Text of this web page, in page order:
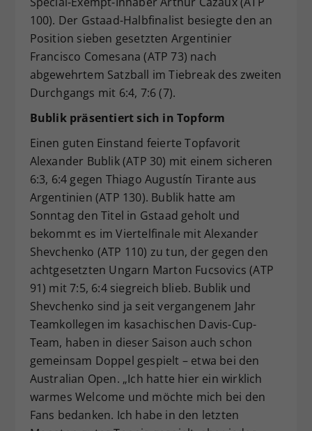
100). Der Gstaad-Halbfinalist besiegte den an
Position sieben gesetzten Argentinier
Francisco Comesana (ATP 73) nach
abgewehrtem Satzball im Tiebreak des zweiten
Durchgangs mit 6:4, 7:6 (7).
Bublik präsentiert sich in Topform
Einen guten Einstand feierte Topfavorit
Alexander Bublik (ATP 30) mit einem sicheren
6:3, 6:4 gegen Thiago Augustín Tirante aus
Argentinien (ATP 130). Bublik hatte am
Sonntag den Titel in Gstaad geholt und
bekommt es im Viertelfinale mit Alexander
Shevchenko (ATP 110) zu tun, der gegen den
achtgesetzten Ungarn Marton Fucsovics (ATP
91) mit 7:5, 6:4 siegreich blieb. Bublik und
Shevchenko sind ja seit vergangenem Jahr
Teamkollegen im kasachischen Davis-Cup-
Team, haben in dieser Saison auch schon
gemeinsam Doppel gespielt – etwa bei den
Australian Open. „Ich hatte hier ein wirklich
warmes Welcome und möchte mich bei den
Fans bedanken. Ich habe in den letzten